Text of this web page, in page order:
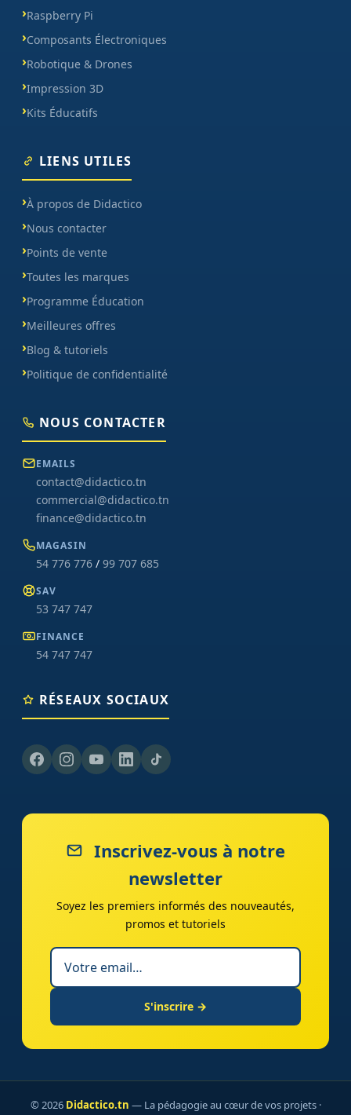
Raspberry Pi
Composants Électroniques
Robotique & Drones
Impression 3D
Kits Éducatifs
LIENS UTILES
À propos de Didactico
Nous contacter
Points de vente
Toutes les marques
Programme Éducation
Meilleures offres
Blog & tutoriels
Politique de confidentialité
NOUS CONTACTER
EMAILS
contact@didactico.tn
commercial@didactico.tn
finance@didactico.tn
MAGASIN
54 776 776 / 99 707 685
SAV
53 747 747
FINANCE
54 747 747
RÉSEAUX SOCIAUX
Inscrivez-vous à notre
newsletter
Soyez les premiers informés des nouveautés,
promos et tutoriels
S'inscrire →
© 2026 Didactico.tn — La pédagogie au cœur de vos projets ·